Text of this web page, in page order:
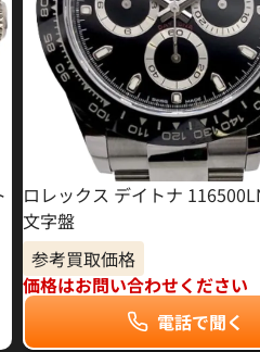
ロレックス デイトナ
文字盤
参考買取価格
価格はお問い合わせください
電話で聞く